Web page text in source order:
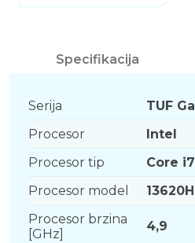
Specifikacija
Serija
TUF
Procesor
Intel
Procesor tip
Core i7
Procesor model
13620H
Procesor brzina
[GHz]
4,9